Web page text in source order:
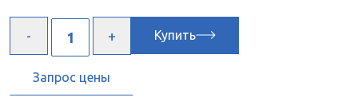
Купить
Запрос цены